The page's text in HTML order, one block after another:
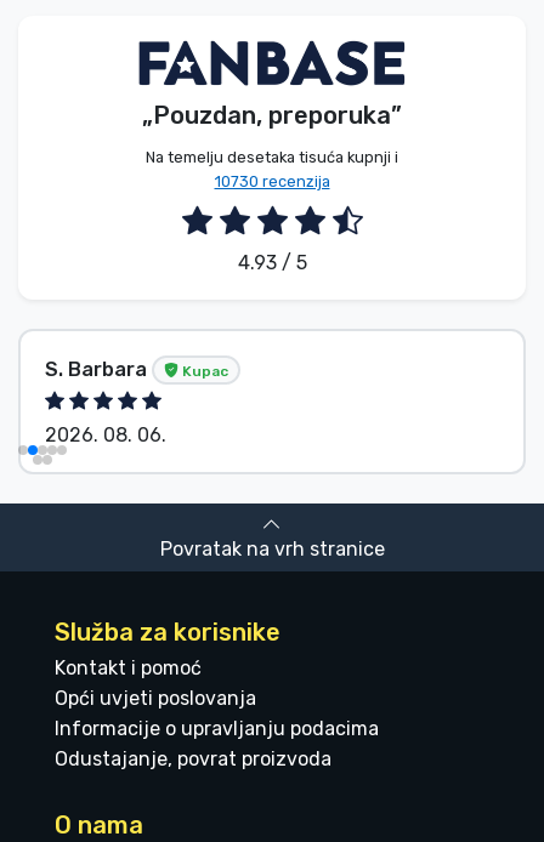
„Pouzdan, preporuka”
Na temelju desetaka tisuća kupnji i
10730 recenzija
4.93 / 5
S. Barbara Kupac
2026. 08. 06.
Povratak na vrh stranice
Služba za korisnike
Kontakt i pomoć
Opći uvjeti poslovanja
Informacije o upravljanju podacima
Odustajanje, povrat proizvoda
O nama